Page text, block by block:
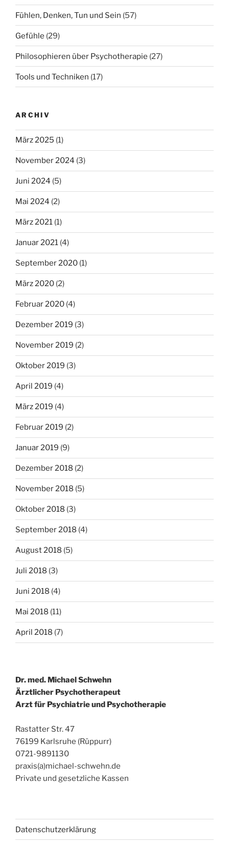
Fühlen, Denken, Tun und Sein (57)
Gefühle (29)
Philosophieren über Psychotherapie (27)
Tools und Techniken (17)
ARCHIV
März 2025 (1)
November 2024 (3)
Juni 2024 (5)
Mai 2024 (2)
März 2021 (1)
Januar 2021 (4)
September 2020 (1)
März 2020 (2)
Februar 2020 (4)
Dezember 2019 (3)
November 2019 (2)
Oktober 2019 (3)
April 2019 (4)
März 2019 (4)
Februar 2019 (2)
Januar 2019 (9)
Dezember 2018 (2)
November 2018 (5)
Oktober 2018 (3)
September 2018 (4)
August 2018 (5)
Juli 2018 (3)
Juni 2018 (4)
Mai 2018 (11)
April 2018 (7)
Dr. med. Michael Schwehn
Ärztlicher Psychotherapeut
Arzt für Psychiatrie und Psychotherapie
Rastatter Str. 47
76199 Karlsruhe (Rüppurr)
0721-9891130
praxis(a)michael-schwehn.de
Private und gesetzliche Kassen
Datenschutzerklärung